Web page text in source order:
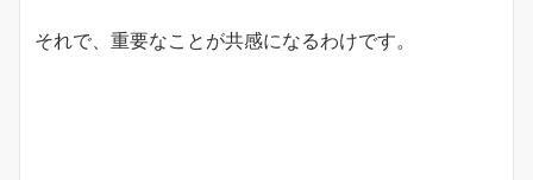
それで、重要なことが共感になるわけです。